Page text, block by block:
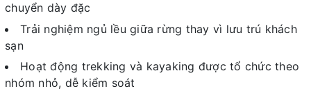
chuyển dày đặc
Trải nghiệm ngủ lều giữa rừng thay vì lưu trú khách
sạn
Hoạt động trekking và kayaking được tổ chức theo
nhóm nhỏ, dễ kiểm soát